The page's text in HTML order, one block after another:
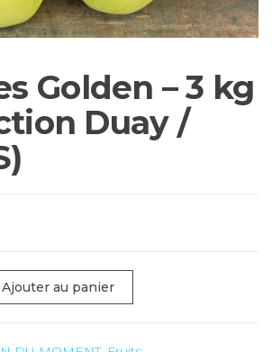
Golden – 3 kg
Duay /
Ajouter au panier